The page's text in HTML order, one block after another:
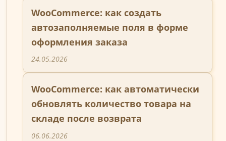
WooCommerce: как создать
автозаполняемые поля в форме
оформления заказа
24.05.2026
WooCommerce: как автоматически
обновлять количество товара на
складе после возврата
06.06.2026